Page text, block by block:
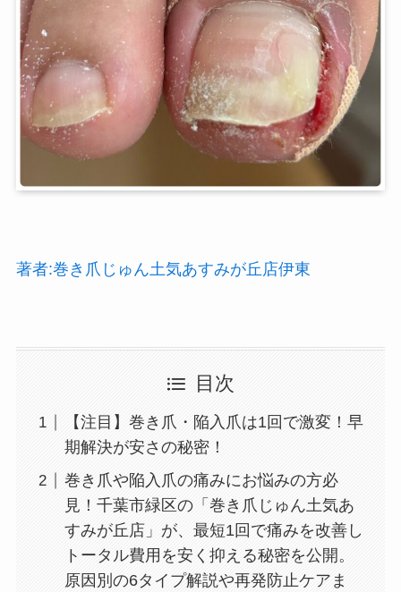
著者:巻き爪じゅん土気あすみが丘店伊東
目次
【注目】巻き爪・陥入爪は1回で激変！早
期解決が安さの秘密！
巻き爪や陥入爪の痛みにお悩みの方必
見！千葉市緑区の「巻き爪じゅん土気あ
すみが丘店」が、最短1回で痛みを改善し
トータル費用を安く抑える秘密を公開。
原因別の6タイプ解説や再発防止ケアま